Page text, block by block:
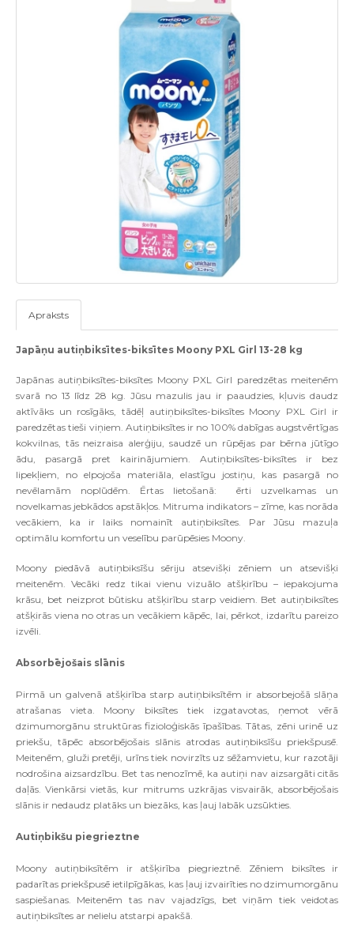
Apraksts
Japāņu autiņbiksītes-biksītes Moony PXL Girl 13-28 kg
Japānas autiņbiksītes-biksītes Moony PXL Girl paredzētas meitenēm
svarā no 13 līdz 28 kg. Jūsu mazulis jau ir paaudzies, kļuvis daudz
aktīvāks un rosīgāks, tādēļ autiņbiksītes-biksītes Moony PXL Girl ir
paredzētas tieši viņiem. Autiņbiksītes ir no 100% dabīgas augstvērtīgas
kokvilnas, tās neizraisa alerģiju, saudzē un rūpējas par bērna jūtīgo
ādu, pasargā pret kairinājumiem. Autiņbiksītes-biksītes ir bez
lipekļiem, no elpojoša materiāla, elastīgu jostiņu, kas pasargā no
nevēlamām noplūdēm. Ērtas lietošanā: ērti uzvelkamas un
novelkamas jebkādos apstākļos. Mitruma indikators – zīme, kas norāda
vecākiem, ka ir laiks nomainīt autiņbiksītes. Par Jūsu mazuļa
optimālu komfortu un veselību parūpēsies Moony.
Moony piedāvā autiņbiksīšu sēriju atsevišķi zēniem un atsevišķi
meitenēm. Vecāki redz tikai vienu vizuālo atšķirību – iepakojuma
krāsu, bet neizprot būtisku atšķirību starp veidiem. Bet autiņbiksītes
atšķirās viena no otras un vecākiem kāpēc, lai, pērkot, izdarītu pareizo
izvēli.
Absorbējošais slānis
Pirmā un galvenā atšķirība starp autiņbiksītēm ir absorbejošā slāņa
atrašanas vieta. Moony biksītes tiek izgatavotas, ņemot vērā
dzimumorgānu struktūras fizioloģiskās īpašības. Tātas, zēni urinē uz
priekšu, tāpēc absorbējošais slānis atrodas autiņbiksīšu priekšpusē.
Meitenēm, gluži pretēji, urīns tiek novirzīts uz sēžamvietu, kur razotāji
nodrošina aizsardzību. Bet tas nenozīmē, ka autiņi nav aizsargāti citās
daļās. Vienkārsi vietās, kur mitrums uzkrājas visvairāk, absorbējošais
slānis ir nedaudz platāks un biezāks, kas ļauj labāk uzsūkties.
Autiņbikšu piegrieztne
Moony autiņbiksītēm ir atšķirība piegrieztnē. Zēniem biksītes ir
padarītas priekšpusē ietilpīgākas, kas ļauj izvairīties no dzimumorgānu
saspiešanas. Meitenēm tas nav vajadzīgs, bet viņām tiek veidotas
autiņbiksītes ar nelielu atstarpi apakšā.